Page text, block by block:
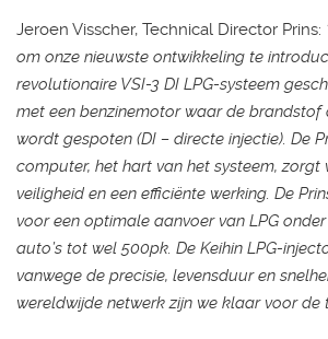
Jeroen Visscher, Technical Director Prins:
om onze nieuwste ontwikkeling te
revolutionaire VSI-3 DI LPG-systeem
met een benzinemotor waar de
wordt gespoten (DI – directe injectie). De
computer, het hart van het systeem, zorgt
veiligheid en een efficiënte werking. De
voor een optimale aanvoer van LPG
auto’s tot wel 500pk. De Keihin LPG-
vanwege de precisie, levensduur en
wereldwijde netwerk zijn we klaar voor de